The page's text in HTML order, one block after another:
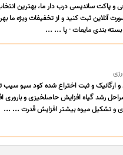
و پاکت ساندیسی درب دار ما، بهترین
آنلاین ثبت کنید و از تخفیفات ویژه ما
بندی مایعات · پا ... ...
رشد گیاه افزایش حاصلخیزی و باروری
و تشکیل میوه بیشتر افزایش قدرت ... ...